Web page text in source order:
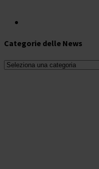
Categorie delle News
Categorie